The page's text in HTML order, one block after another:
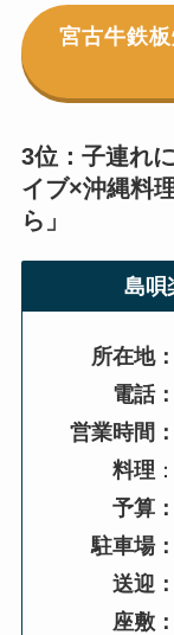
宮古牛鉄
3位：子連れ
イブ×沖縄料
ら 」
島唄
所在地：
電話：
営業時間
料理
予算：1
駐車場：
送迎
座敷